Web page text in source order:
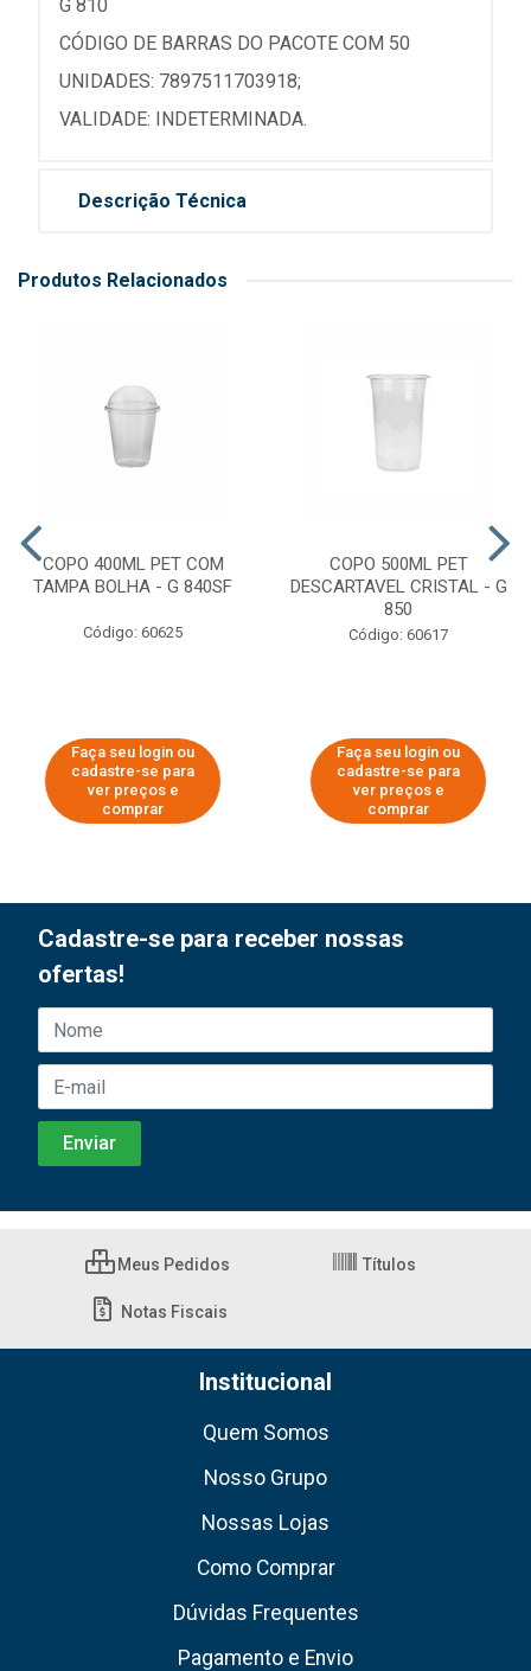
G 810
CÓDIGO DE BARRAS DO PACOTE COM 50
UNIDADES: 7897511703918;
VALIDADE: INDETERMINADA.
Descrição Técnica
Produtos Relacionados
COPO 400ML PET COM
TAMPA BOLHA - G 840SF
Código: 60625
Faça seu login ou
cadastre-se para
ver preços e
comprar
COPO 500ML PET
DESCARTAVEL CRISTAL - G
850
Código: 60617
Faça seu login ou
cadastre-se para
ver preços e
comprar
Cadastre-se para receber nossas
ofertas!
Meus Pedidos Títulos
Notas Fiscais
Institucional
Quem Somos
Nosso Grupo
Nossas Lojas
Como Comprar
Dúvidas Frequentes
Pagamento e Envio